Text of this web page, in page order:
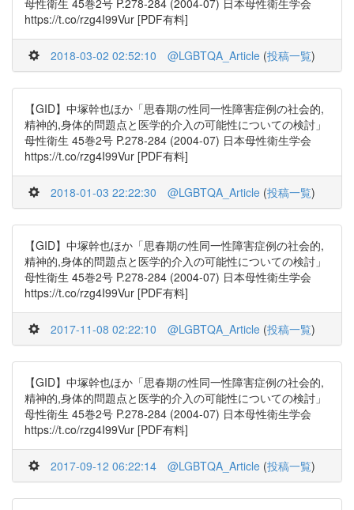
母性衛生 45巻2号 P.278-284 (2004-07) 日本母性衛生学会
https://t.co/rzg4I99Vur [PDF有料]
2018-03-02 02:52:10 @LGBTQA_Article (投稿一覧)
【GID】中塚幹也ほか「思春期の性同一性障害症例の社会的,
精神的,身体的問題点と医学的介入の可能性についての検討」
母性衛生 45巻2号 P.278-284 (2004-07) 日本母性衛生学会
https://t.co/rzg4I99Vur [PDF有料]
2018-01-03 22:22:30 @LGBTQA_Article (投稿一覧)
【GID】中塚幹也ほか「思春期の性同一性障害症例の社会的,
精神的,身体的問題点と医学的介入の可能性についての検討」
母性衛生 45巻2号 P.278-284 (2004-07) 日本母性衛生学会
https://t.co/rzg4I99Vur [PDF有料]
2017-11-08 02:22:10 @LGBTQA_Article (投稿一覧)
【GID】中塚幹也ほか「思春期の性同一性障害症例の社会的,
精神的,身体的問題点と医学的介入の可能性についての検討」
母性衛生 45巻2号 P.278-284 (2004-07) 日本母性衛生学会
https://t.co/rzg4I99Vur [PDF有料]
2017-09-12 06:22:14 @LGBTQA_Article (投稿一覧)